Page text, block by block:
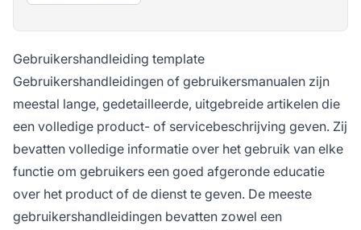
Gebruikershandleiding template
Gebruikershandleidingen of gebruikersmanualen zijn
meestal lange, gedetailleerde, uitgebreide artikelen die
een volledige product- of servicebeschrijving geven. Zij
bevatten volledige informatie over het gebruik van elke
functie om gebruikers een goed afgeronde educatie
over het product of de dienst te geven. De meeste
gebruikershandleidingen bevatten zowel een